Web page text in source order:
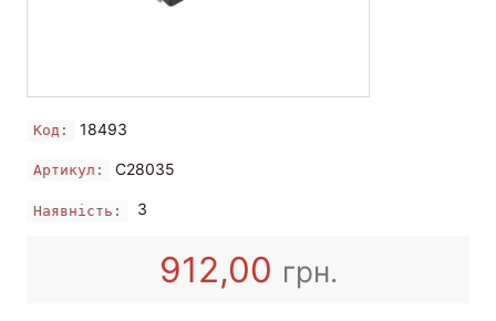
Код: 18493
Артикул: C28035
Наявність: 3
912,00 грн.